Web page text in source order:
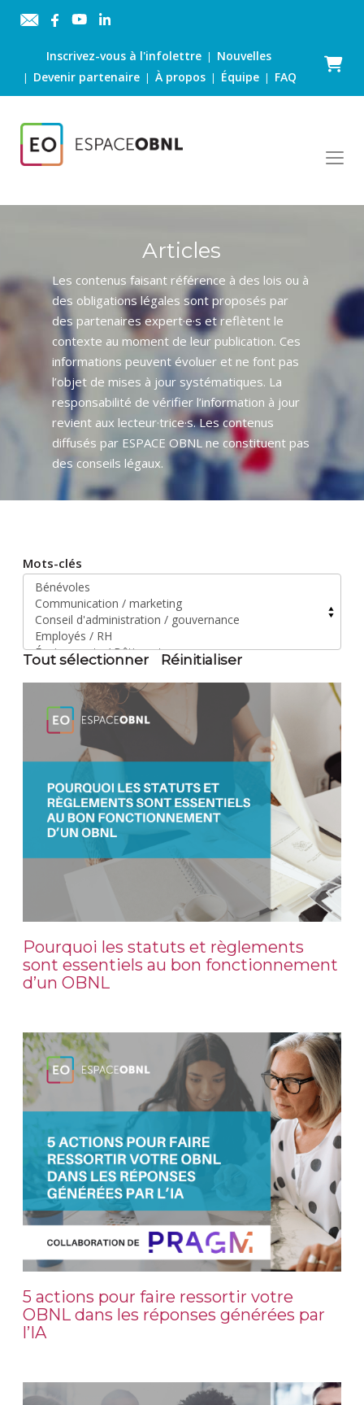
Inscrivez-vous à l'infolettre| Nouvelles
| Devenir partenaire |À propos | Équipe | FAQ
Panier
Articles
Les contenus faisant référence à des lois ou à
des obligations légales sont proposés par
des partenaires expert·e·s et reflètent le
contexte au moment de leur publication. Ces
informations peuvent évoluer et ne font pas
l’objet de mises à jour systématiques. La
responsabilité de vérifier l’information à jour
revient aux lecteur·trice·s. Les contenus
diffusés par ESPACE OBNL ne constituent pas
des conseils légaux.
Mots-clés
Tout sélectionner Réinitialiser
Pourquoi les statuts et règlements
sont essentiels au bon fonctionnement
d’un OBNL
5 actions pour faire ressortir votre
OBNL dans les réponses générées par
l’IA